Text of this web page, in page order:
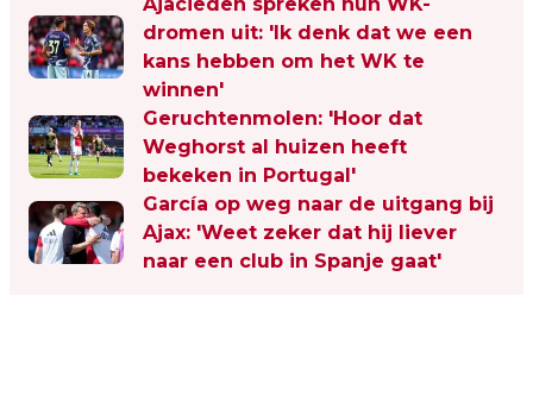
dromen uit: 'Ik denk dat we een
kans hebben om het WK te
winnen'
Geruchtenmolen: 'Hoor dat
Weghorst al huizen heeft
bekeken in Portugal'
García op weg naar de uitgang bij
Ajax: 'Weet zeker dat hij liever
naar een club in Spanje gaat'